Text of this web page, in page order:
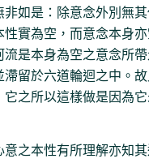
非如是：除意念外別無
性實為空，而意念本身
流是本身為空之意念所
滯留於六道輪迴之中。
它之所以這樣做是因為
意之本性有所理解亦知